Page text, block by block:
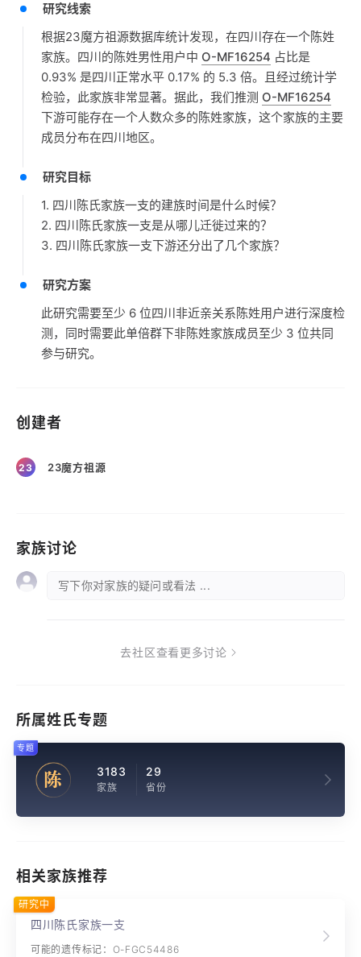
研究线索
根据23魔方祖源数据库统计发现，在四川存在一个陈姓
家族。四川的陈姓男性用户中 O-MF16254 占比是
0.93% 是四川正常水平 0.17% 的 5.3 倍。且经过统计学
检验，此家族非常显著。据此，我们推测 O-MF16254
下游可能存在一个人数众多的陈姓家族，这个家族的主要
成员分布在四川地区。
研究目标
1. 四川陈氏家族一支的建族时间是什么时候？
2. 四川陈氏家族一支是从哪儿迁徙过来的？
3. 四川陈氏家族一支下游还分出了几个家族？
研究方案
此研究需要至少 6 位四川非近亲关系陈姓用户进行深度检
测，同时需要此单倍群下非陈姓家族成员至少 3 位共同
参与研究。
创建者
23 23魔方祖源
家族讨论
写下你对家族的疑问或看法 ...
去社区查看更多讨论
所属姓氏专题
陈 3183
家族
29
省份
专题
相关家族推荐
四川陈氏家族一支
可能的遗传标记：O-FGC54486
研究中